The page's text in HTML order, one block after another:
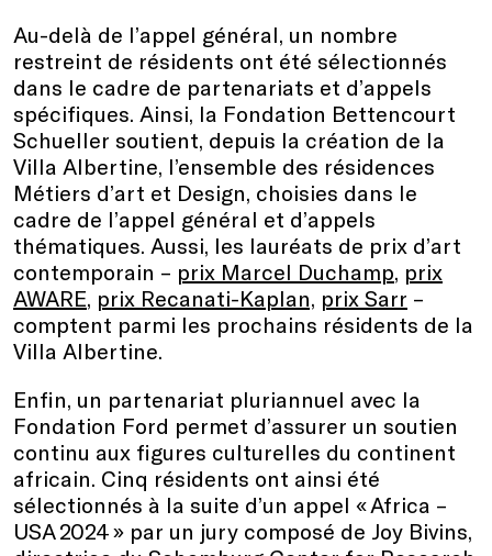
Au-delà de l’appel général, un nombre
restreint de résidents ont été sélectionnés
dans le cadre de partenariats et d’appels
spécifiques. Ainsi, la Fondation Bettencourt
Schueller soutient, depuis la création de la
Villa Albertine, l’ensemble des résidences
Métiers d’art et Design, choisies dans le
cadre de l’appel général et d’appels
thématiques. Aussi, les lauréats de prix d’art
contemporain – prix Marcel Duchamp, prix
AWARE, prix Recanati-Kaplan, prix Sarr –
comptent parmi les prochains résidents de la
Villa Albertine.
Enfin, un partenariat pluriannuel avec la
Fondation Ford permet d’assurer un soutien
continu aux figures culturelles du continent
africain. Cinq résidents ont ainsi été
sélectionnés à la suite d’un appel « Africa –
USA 2024 » par un jury composé de Joy Bivins,